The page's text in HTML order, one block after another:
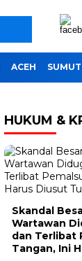
ACEH SUMUT
HUKUM &
Skandal
Wartawan
dan Terlibat
Tangan, Ini